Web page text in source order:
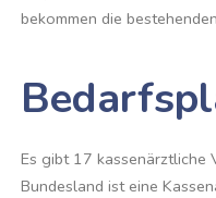
bekommen die
Es gibt 17 kassenärztliche
Bundesland ist eine